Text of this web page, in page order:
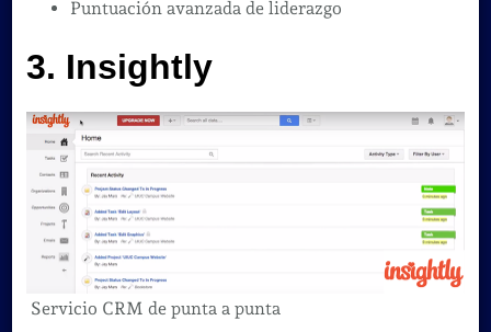
Puntuación avanzada de liderazgo
3. Insightly
Servicio CRM de punta a punta